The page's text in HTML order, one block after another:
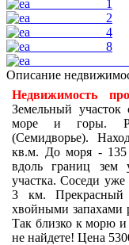
Описание
Недвижимость
Земельный
море и горы.
(Семидворье).
кв.м. До моря - 135
вдоль границ зем
участка. Соседи
3 км. Прекрасный
хвойными запахами
Так близко к морю и
не найдете! Цена